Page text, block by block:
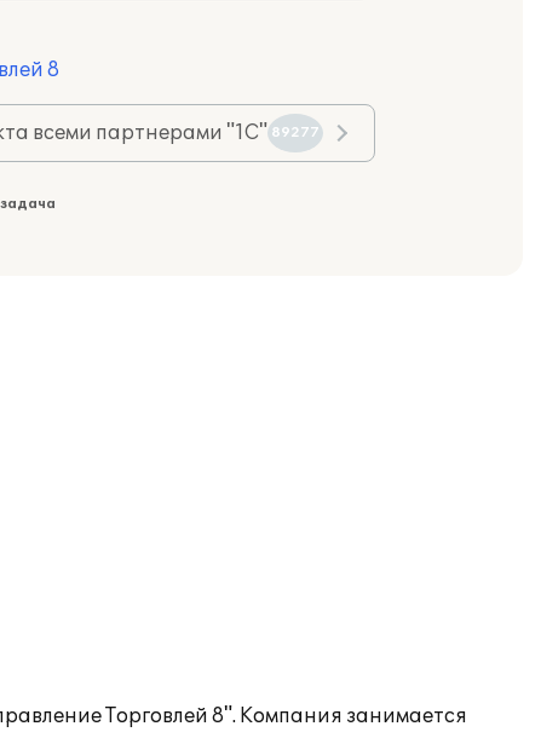
8
всеми партнерами "1С" 89277
Торговлей 8". Компания занимается